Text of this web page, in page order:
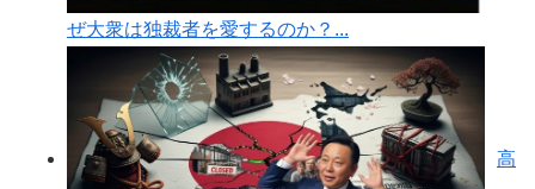
ぜ大衆は独裁者を愛するのか？...
高